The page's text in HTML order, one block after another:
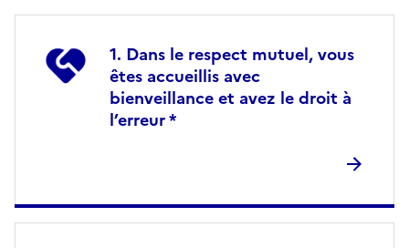
Dans le respect mutuel, vous
êtes accueillis avec
bienveillance et avez le droit à
l’erreur *